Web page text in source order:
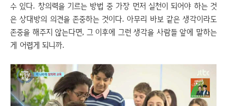
수 있다. 창의력을 기르는 방법 중 가장 먼저 실천이 되어야 하는 것
은 상대방의 의견을 존중하는 것이다. 아무리 바보 같은 생각이라도
존중을 해주지 않는다면, 그 이후에 그런 생각을 사람들 앞에 말하는
게 어렵게 되니까.